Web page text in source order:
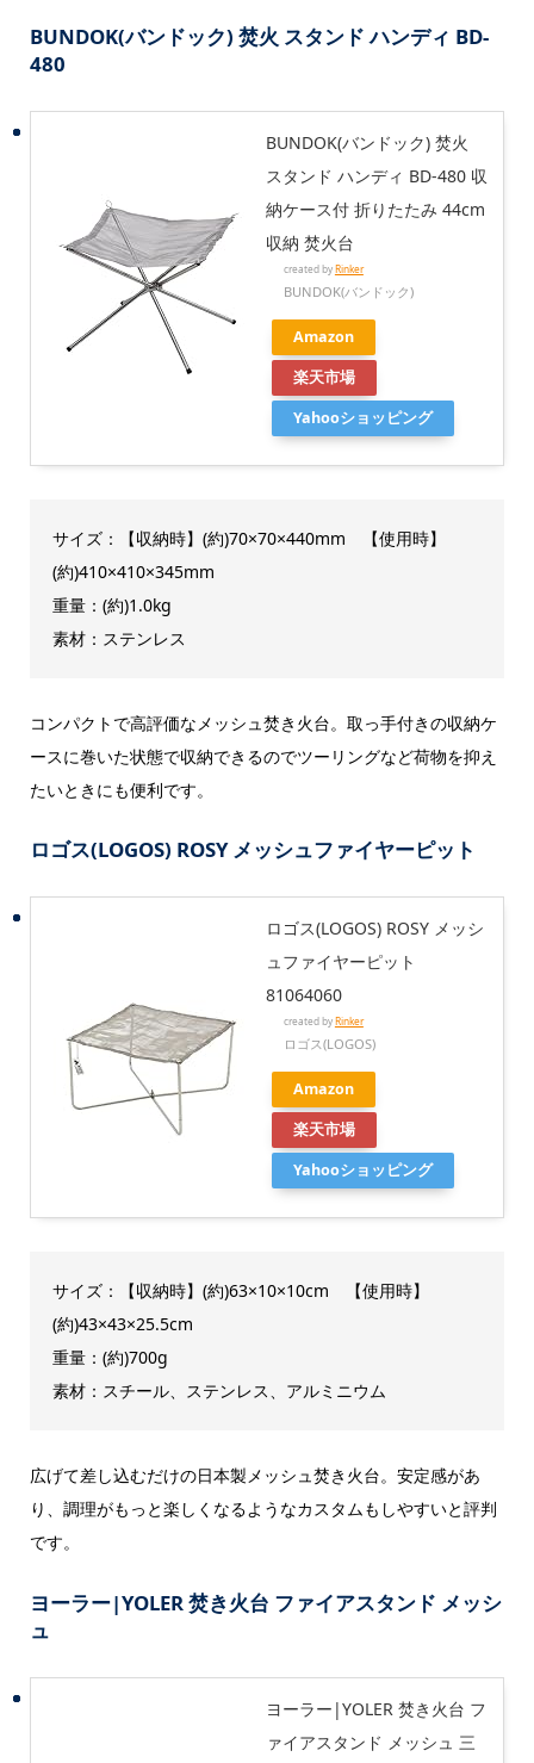
BUNDOK(バンドック) 焚火 スタンド ハンディ BD-
480
BUNDOK(バンドック) 焚火
スタンド ハンディ BD-480 収
納ケース付 折りたたみ 44cm
収納 焚火台
created byRinker
BUNDOK(バンドック)
Amazon
楽天市場
Yahooショッピング
サイズ：【収納時】(約)70×70×440mm 【使用時】
(約)410×410×345mm
重量：(約)1.0kg
素材：ステンレス
コンパクトで高評価なメッシュ焚き火台。取っ手付きの収納ケ
ースに巻いた状態で収納できるのでツーリングなど荷物を抑え
たいときにも便利です。
ロゴス(LOGOS) ROSY メッシュファイヤーピット
ロゴス(LOGOS) ROSY メッシ
ュファイヤーピット
81064060
created byRinker
ロゴス(LOGOS)
Amazon
楽天市場
Yahooショッピング
サイズ：【収納時】(約)63×10×10cm 【使用時】
(約)43×43×25.5cm
重量：(約)700g
素材：スチール、ステンレス、アルミニウム
広げて差し込むだけの日本製メッシュ焚き火台。安定感があ
り、調理がもっと楽しくなるようなカスタムもしやすいと評判
です。
ヨーラー|YOLER 焚き火台 ファイアスタンド メッシ
ュ
ヨーラー|YOLER 焚き火台 フ
ァイアスタンド メッシュ 三